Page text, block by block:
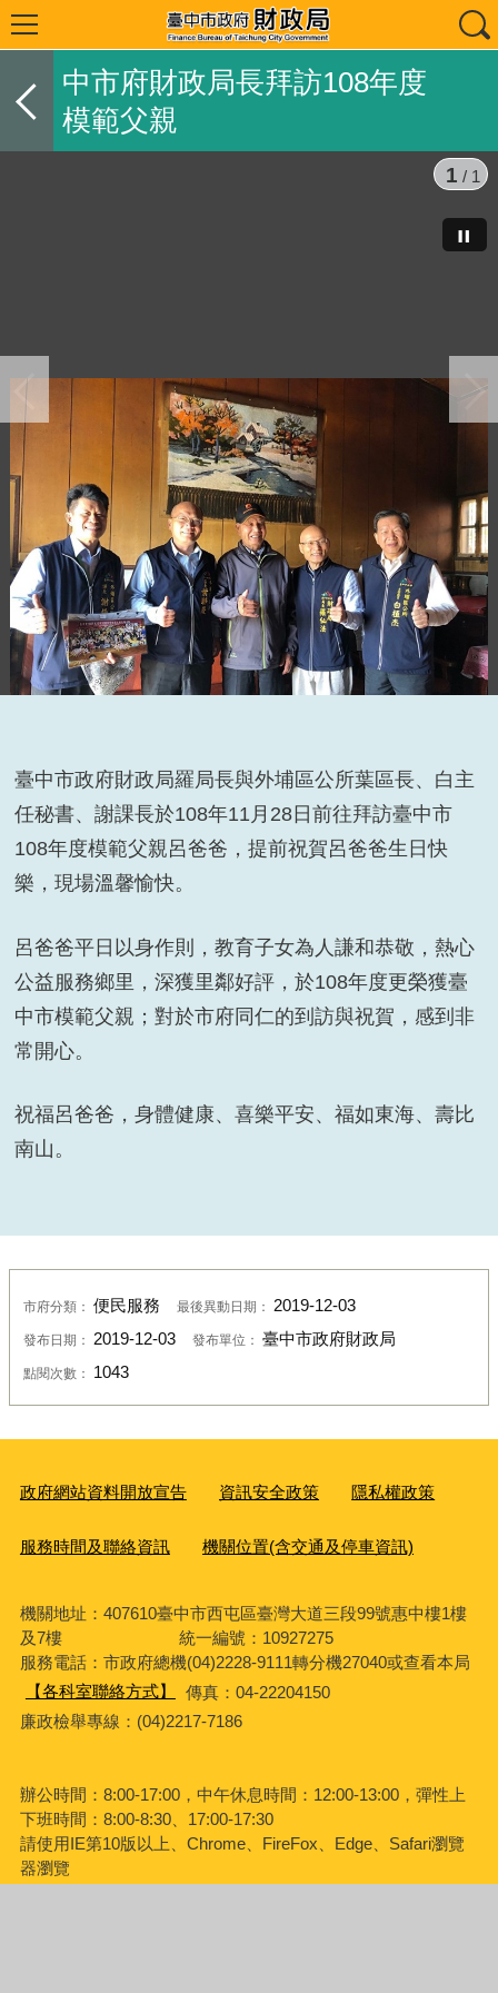
中市府財政局長拜訪108年度
模範父親
臺中市政府財政局羅局長祝賀108年度模範父親呂爸爸
生日快樂
1 / 1
臺中市政府財政局羅局長與外埔區公所葉區長、白主
任秘書、謝課長於108年11月28日前往拜訪臺中市
108年度模範父親呂爸爸，提前祝賀呂爸爸生日快
樂，現場溫馨愉快。
呂爸爸平日以身作則，教育子女為人謙和恭敬，熱心
公益服務鄉里，深獲里鄰好評，於108年度更榮獲臺
中市模範父親；對於市府同仁的到訪與祝賀，感到非
常開心。
祝福呂爸爸，身體健康、喜樂平安、福如東海、壽比
南山。
市府分類： 便民服務 最後異動日期： 2019-12-03
發布日期： 2019-12-03 發布單位： 臺中市政府財政局
點閱次數： 1043
政府網站資料開放宣告 資訊安全政策 隱私權政策
服務時間及聯絡資訊 機關位置(含交通及停車資訊)
機關地址：407610臺中市西屯區臺灣大道三段99號惠中樓1樓
及7樓 統一編號：10927275
服務電話：市政府總機(04)2228-9111轉分機27040或查看本局
【各科室聯絡方式】
傳真：04-22204150
廉政檢舉專線：(04)2217-7186
辦公時間：8:00-17:00，中午休息時間：12:00-13:00，彈性上
下班時間：8:00-8:30、17:00-17:30
請使用IE第10版以上、Chrome、FireFox、Edge、Safari瀏覽
器瀏覽